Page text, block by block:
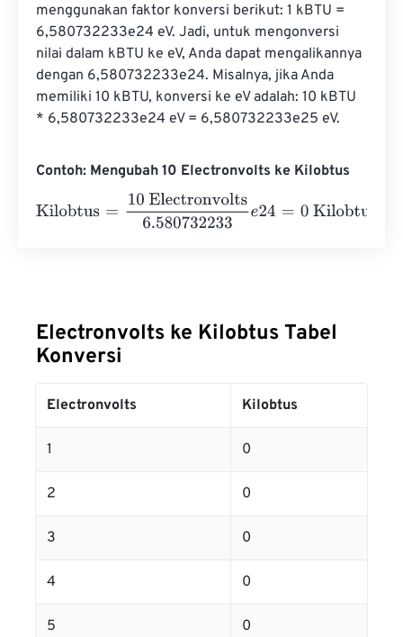
menggunakan faktor konversi berikut: 1 kBTU =
6,580732233e24 eV. Jadi, untuk mengonversi
nilai dalam kBTU ke eV, Anda dapat mengalikannya
dengan 6,580732233e24. Misalnya, jika Anda
memiliki 10 kBTU, konversi ke eV adalah: 10 kBTU
* 6,580732233e24 eV = 6,580732233e25 eV.
Contoh: Mengubah 10 Electronvolts ke Kilobtus
Kilobtus
10 Electronvolts6.580732233 24=0 Kilobtus
Electronvolts ke Kilobtus Tabel
Konversi
Electronvolts Kilobtus
1 0
2 0
3 0
4 0
5 0